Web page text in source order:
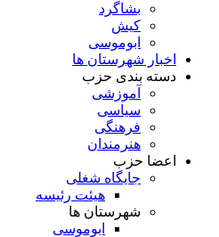
بشاگرد
کیش
ابوموسی
اخبار شهرستان ها
دسته بندی حزب
آموزشی
سیاسی
فرهنگی
هنرمندان
اعضا حزب
جایگاه شغلی
هیئت رئیسه
شهرستان ها
ابوموسی